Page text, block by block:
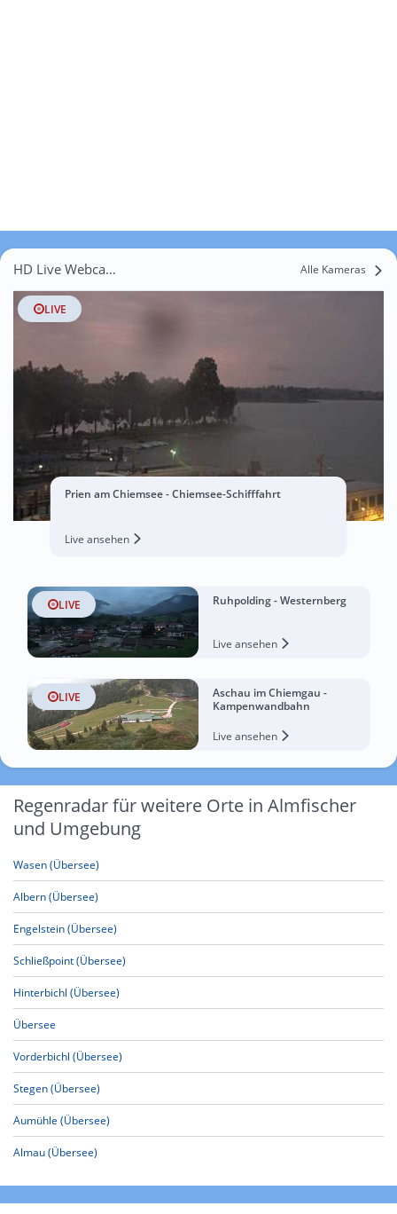
HD Live Webcams Almfischer Alle Kameras
LIVE
Prien am Chiemsee - Chiemsee-Schifffahrt
Live ansehen
LIVE Ruhpolding - Westernberg
Live ansehen
LIVE
Aschau im Chiemgau -
Kampenwandbahn
Live ansehen
Regenradar für weitere Orte in Almfischer
und Umgebung
Wasen (Übersee)
Albern (Übersee)
Engelstein (Übersee)
Schließpoint (Übersee)
Hinterbichl (Übersee)
Übersee
Vorderbichl (Übersee)
Stegen (Übersee)
Aumühle (Übersee)
Almau (Übersee)